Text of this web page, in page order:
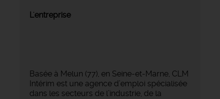
L'entreprise
Basée à Melun (77), en Seine-et-Marne, CLM
Intérim est une agence d’emploi spécialisée
dans les secteurs de l’industrie, de la